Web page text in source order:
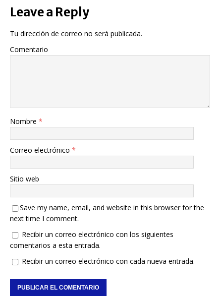
Leave a Reply
Tu dirección de correo no será publicada.
Comentario
Nombre *
Correo electrónico *
Sitio web
Save my name, email, and website in this browser for the
next time I comment.
Recibir un correo electrónico con los siguientes
comentarios a esta entrada.
Recibir un correo electrónico con cada nueva entrada.